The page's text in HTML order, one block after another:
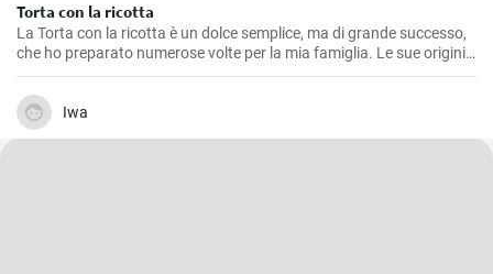
Torta con la ricotta
La Torta con la ricotta è un dolce semplice, ma di grande successo,
che ho preparato numerose volte per la mia famiglia. Le sue origini
sono romane, e la ricetta di base può essere arricchita con gocce di
cioccolato o buccia di limone grattugiata. Il sapore delicato della
ricotta si combina alla perfezione con la pasta frolla croccante,
creando un dolce perfetto per la colazione, la merenda o come
Iwa